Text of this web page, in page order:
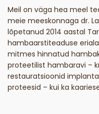
Meil on väga hea meel
meie meeskonnaga dr.
lõpetanud 2014 aastal
hambaarstiteaduse
mitmes hinnatud
proteetilist hambaravi –
restauratsioonid
proteesid – kui ka